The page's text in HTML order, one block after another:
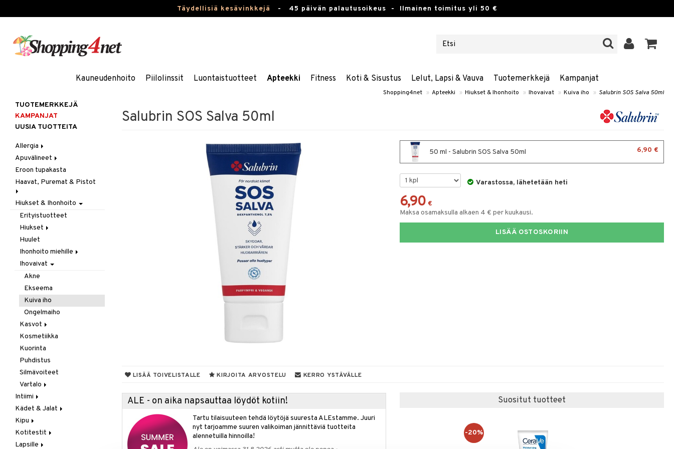
Täydellisiä kesävinkkejä - 45 päivän palautusoikeus - Ilmainen toimitus yli 50 €
Kauneudenhoito Piilolinssit Luontaistuotteet Apteekki Fitness Koti & Sisustus Lelut, Lapsi & Vauva Tuotemerkkejä Kampanjat
Shopping4net » Apteekki » Hiukset & Ihonhoito » Ihovaivat » Kuiva iho » Salubrin SOS Salva 50ml
Salubrin SOS Salva 50ml
50 ml - Salubrin SOS Salva 50ml 6,90 €
Varastossa, lähetetään heti
6,90 €
Maksa osamaksulla alkaen 4 € per kuukausi.
LISÄÄ OSTOSKORIIN
LISÄÄ TOIVELISTALLE KIRJOITA ARVOSTELU KERRO YSTÄVÄLLE
ALE - on aika napsauttaa löydöt kotiin!
Tartu tilaisuuteen tehdä löytöjä suuresta ALEstamme. Juuri
nyt tarjoamme suuren valikoiman jännittäviä tuotteita
alennetuilla hinnoilla!
Suositut tuotteet
-20%
TUOTEMERKKEJÄ
KAMPANJAT
UUSIA TUOTTEITA
Allergia
Nenäsuihkeet
Silmätipat
Apuvälineet
Hygienia
Kävely & Seisominen
Saa kiinni & Ylety
Eroon tupakasta
Haavat, Puremat & Pistot
Ensiapu
Haavat
Laastarit & Teipit
Puremat / Pistokset
Verenvuoto
Hiukset & Ihonhoito
Erityistuotteet
Hiukset
Hilse
Hiusten oheneminen
Karvojen poisto
Shamppoo & Hoitoaine
Hoitoaine
Shamppoo
Täit
Huulet
Ihonhoito miehille
Parranajo / Sheivaus
Puhdistus
Ihovaivat
Akne
Ekseema
Kuiva iho
Ongelmaiho
Kasvot
Akne
Kasvovoiteet
Herkkä iho
Kuiva iho
Normaali iho
Rasvainen iho
Ongelmaiho
Kosmetiikka
Kuorinta
Puhdistus
Silmävoiteet
Vartalo
Deodorantit
Intiimihygienia
Kuorinta
Salva
Suihku
Intiimi
Ehkäisyvälineet
Inkontinenssi
Hygienia & Tarvikkeet
Mies
Intiimihoito
Intiimivaivat
Kädet & Jalat
Jalkojen hoito
Jalkasieni
Jalkavoide
Käsien hoito
Käsidesi
Kipu
Kivun lievittäjät
Tabletit
Kylmyys & Lämpö
Kotitestit
Muut testit
Lapsille